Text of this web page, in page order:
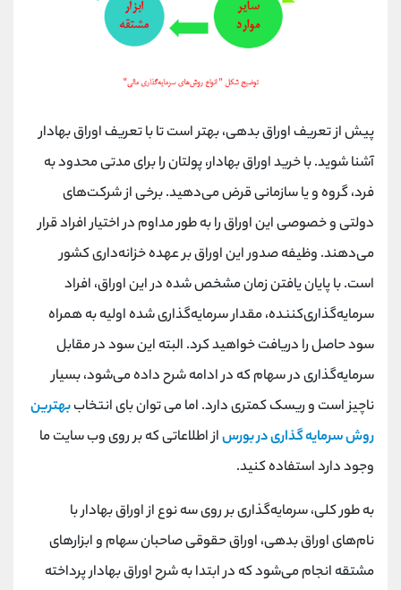
پیش از تعریف اوراق بدهی، بهتر است تا با تعریف اوراق بهادار
آشنا شوید. با خرید اوراق بهادار، پولتان را برای مدتی محدود به
فرد، گروه و یا سازمانی قرض می‌دهید. برخی از شرکت‌های
دولتی و خصوصی این اوراق را به طور مداوم در اختیار افراد قرار
می‌دهند. وظیفه صدور این اوراق بر عهده خزانه‌داری کشور
است. با پایان یافتن زمان مشخص شده در این اوراق، افراد
سرمایه‌گذاری‌کننده، مقدار سرمایه‌گذاری شده اولیه به همراه
سود حاصل را دریافت خواهید کرد. البته این سود در مقابل
سرمایه‌گذاری در سهام که در ادامه شرح داده می‌شود، بسیار
ناچیز است و ریسک کمتری دارد. اما می توان بای انتخاببهترین
روش سرمایه گذاری در بورساز اطلاعاتی که بر روی وب سایت ما
وجود دارد استفاده کنید.
به طور کلی، سرمایه‌گذاری بر روی سه نوع از اوراق بهادار با
نام‌های اوراق بدهی، اوراق حقوقی صاحبان سهام و ابزارهای
مشتقه انجام می‌شود که در ابتدا به شرح اوراق بهادار پرداخته